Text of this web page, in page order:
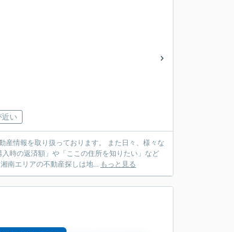
近い
産情報を取り扱っております。 また日々、様々な
時の返済額」や「ここの住所を知りたい」など
南エリアの不動産探しは地... もっと見る